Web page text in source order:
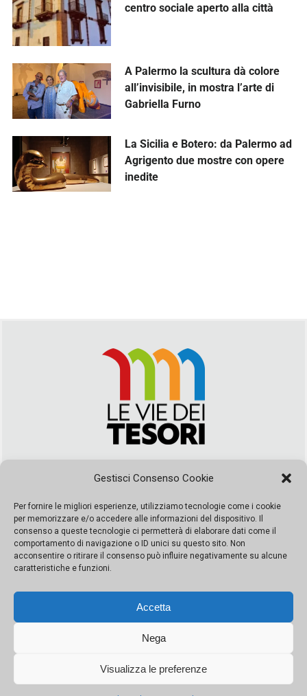
Gestisci Consenso Cookie
Per fornire le migliori esperienze, utilizziamo tecnologie come i cookie
per memorizzare e/o accedere alle informazioni del dispositivo. Il
consenso a queste tecnologie ci permetterà di elaborare dati come il
comportamento di navigazione o ID unici su questo sito. Non
acconsentire o ritirare il consenso può influire negativamente su alcune
caratteristiche e funzioni.
Accetta
Nega
Visualizza le preferenze
centro sociale aperto alla città
A Palermo la scultura dà colore
all’invisibile, in mostra l’arte di
Gabriella Furno
La Sicilia e Botero: da Palermo ad
Agrigento due mostre con opere
inedite
segreteria@leviedeitesori.it
Direttore ResponsabileMarcello Barbaro – Aut. del tribunale di
Palermo n. 19 del 2017 iscrizione al roc numero 37003 Editore
Porta Felice Srl. Sede legale: Via Libertà 93 – 90143 Palermo
Società iscritta alla Camera di Commercio di Palermo Ufficio
065228208251 Capitale 10000 euro IV
© Copyright Porta Felice | Le Vie dei Tesori. Tutti i diritti riservati |Privacy Policy